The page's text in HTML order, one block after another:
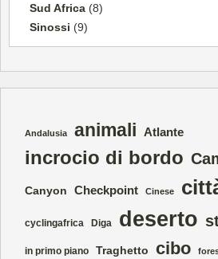
Sud Africa (8)
Sinossi (9)
Andalusia animali Atlante
incrocio di bordo
Canyon Checkpoint Cinese
cyclingafrica Diga deserto
in primo piano Traghetto cibo